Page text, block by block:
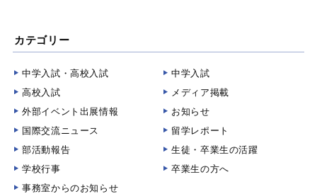
カテゴリー
中学入試・高校入試
中学入試
高校入試
メディア掲載
外部イベント出展情報
お知らせ
国際交流ニュース
留学レポート
部活動報告
生徒・卒業生の活躍
学校行事
卒業生の方へ
事務室からのお知らせ